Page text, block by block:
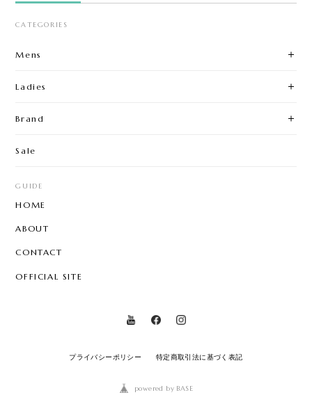
CATEGORIES
Mens
Ladies
Brand
Sale
GUIDE
HOME
ABOUT
CONTACT
OFFICIAL SITE
プライバシーポリシー 特定商取引法に基づく表記
powered by BASE